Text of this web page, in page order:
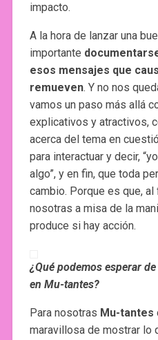
impacto.
A la hora de lanzar una
importante
esos mensajes que
remueven. Y no nos
vamos un paso más allá
explicativos y atractivos,
acerca del tema en
para interactuar y decir,
algo”, y en fin, que toda
cambio. Porque es que,
nosotras a misa de la
produce si hay acción.
¿Qué podemos esperar
en Mu-tantes?
Para nosotras Mu-tantes
maravillosa de mostrar lo